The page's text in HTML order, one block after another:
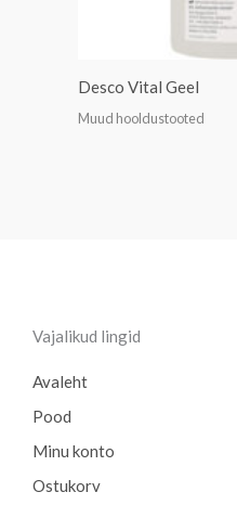
Desco Vital Geel
Muud hooldustooted
Vajalikud lingid
Avaleht
Pood
Minu konto
Ostukorv